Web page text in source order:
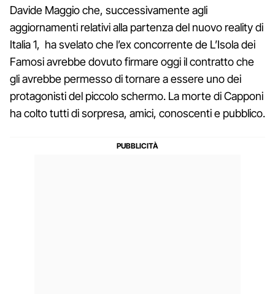
Davide Maggio che, successivamente agli
aggiornamenti relativi alla partenza del nuovo reality di
Italia 1, ha svelato che l’ex concorrente de L’Isola dei
Famosi avrebbe dovuto firmare oggi il contratto che
gli avrebbe permesso di tornare a essere uno dei
protagonisti del piccolo schermo. La morte di Capponi
ha colto tutti di sorpresa, amici, conoscenti e pubblico.